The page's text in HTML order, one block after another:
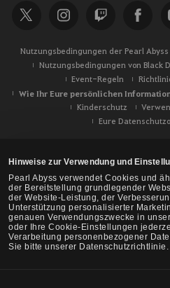
Hinweise zur Verwendung und
Pearl Abyss verwendet Cookies und
der Bereitstellung grundlegender
der Website-Leistung, der
Unterstützung personalisierter
genauen Verwendungszwecke in
oder Ihre Cookie-Einstellungen
Verarbeitung personenbezogener
Sie bitte unserer Datenschutzrichtlinie.
Nutzungsbedingungen der Pearl Abyss
Nutzungsbedingungen von Black
Event-Regeln
Wie Ihr Eure persönlichen
Kinderschutz
Eure